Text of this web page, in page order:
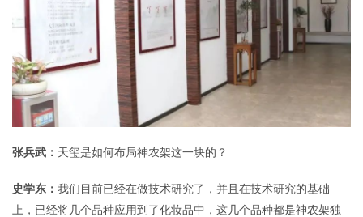
张兵武： 天玺是如何布局神农架这一块的？
史学东： 我们目前已经在做技术研究了，并且在技术研究的基础
上，已经将几个品种应用到了化妆品中，这几个品种都是神农架独